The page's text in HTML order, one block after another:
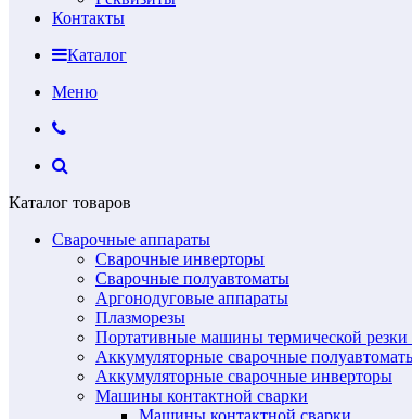
Контакты
Каталог
Меню
Каталог товаров
Сварочные аппараты
Сварочные инверторы
Сварочные полуавтоматы
Аргонодуговые аппараты
Плазморезы
Портативные машины термической
Аккумуляторные сварочные
Аккумуляторные сварочные инверторы
Машины контактной сварки
Машины контактной сварки